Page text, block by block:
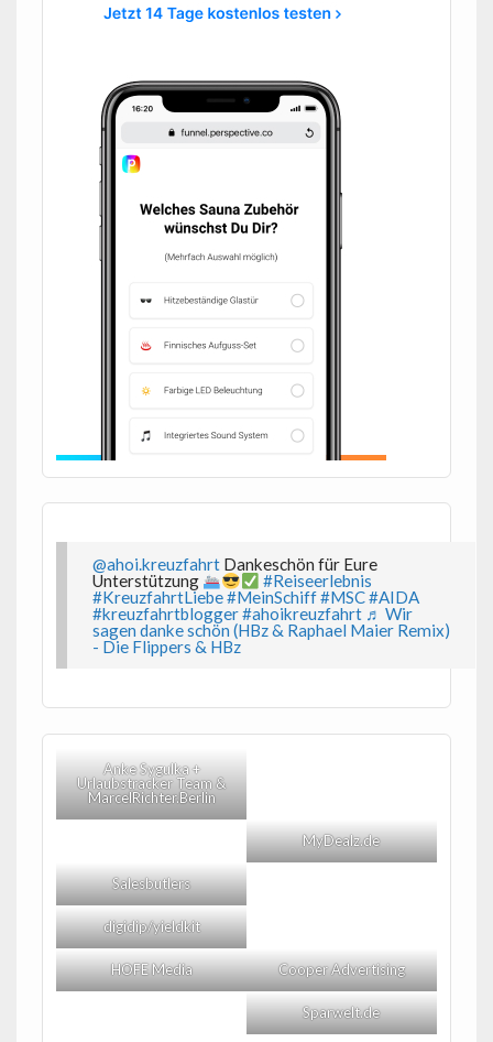
@ahoi.kreuzfahrt Dankeschön für Eure
Unterstützung
#Reiseerlebnis
#KreuzfahrtLiebe#MeinSchiff#MSC#AIDA
#kreuzfahrtblogger#ahoikreuzfahrt ♬ Wir
sagen danke schön (HBz & Raphael Maier Remix)
- Die Flippers & HBz
Anke Sygulka +
Urlaubstracker Team &
MarcelRichter.Berlin
MyDealz.de
Salesbutlers
digidip/yieldkit
HOFE Media Cooper Advertising
Sparwelt.de